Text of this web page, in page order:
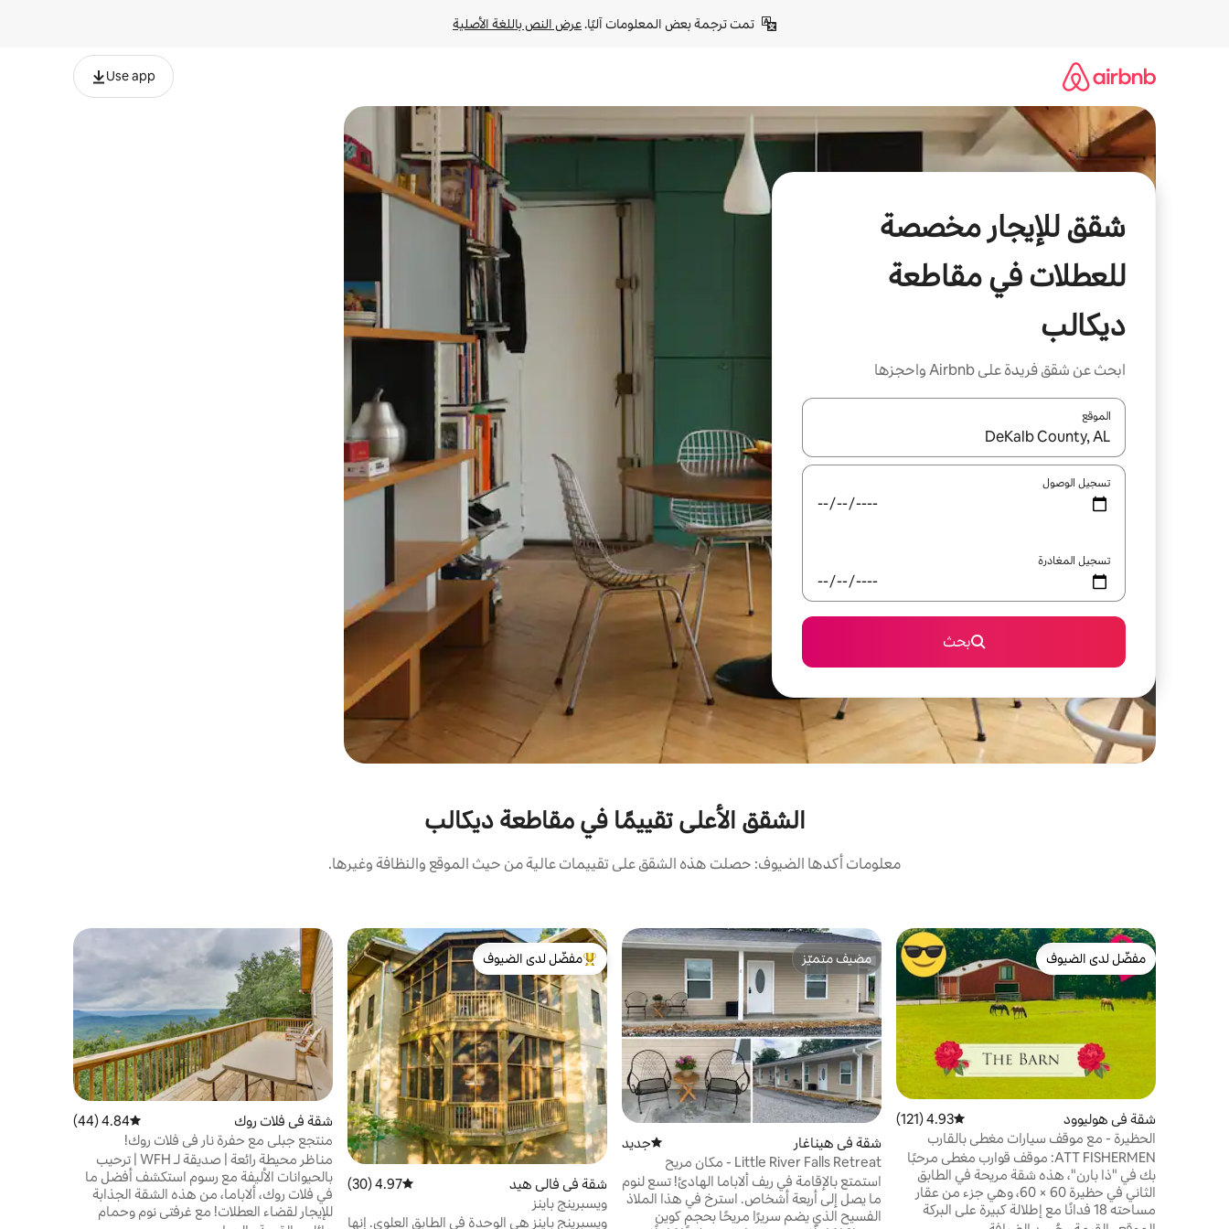
تمت ترجمة بعض المعلومات آليًا. عرض النص باللغة الأصلية
Use app
شقق للإيجار مخصصة
للعطلات في مقاطعة
ديكالب
ابحث عن شقق فريدة على Airbnb واحجزها
الموقع
عند توفر النتائج، انتقل باستخدام السهمين لأعلى ولأسفل أو استكشف عن طريق اللمس أو السحب.
تسجيل الوصول
تسجيل المغادرة
بحث
الشقق الأعلى تقييمًا في مقاطعة ديكالب
معلومات أكدها الضيوف: حصلت هذه الشقق على تقييمات عالية من حيث الموقع والنظافة وغيرها.
مفضّل لدى الضيوف
مفضّل لدى الضيوف
شقة في هوليوود متوسط التقييم 4.93 من 5، 121 مراجعات
4.93 (121)
الحظيرة - مع موقف سيارات مغطى بالقارب
ATT FISHERMEN: موقف قوارب مغطى مرحبًا
بك في "ذا بارن"، هذه شقة مريحة في الطابق
الثاني في حظيرة 60 × 60، وهي جزء من عقار
مساحته 18 فدانًا مع إطلالة كبيرة على البركة
مضيف متميّز
مضيف متميّز
شقة في هيناغار مكان إقامة جديد
جديد
Little River Falls Retreat - مكان مريح
للاسترخاء
استمتع بالإقامة في ريف ألاباما الهادئ! تسع لنوم
ما يصل إلى أربعة أشخاص. استرخ في هذا الملاذ
الفسيح الذي يضم سريرًا مريحًا بحجم كوين
من أبرز البيوت المفضّلة لدى الضيوف
مفضّل لدى الضيوف
شقة في فالي هيد متوسط التقييم 4.97 من 5، 30 مراجعات
4.97 (30)
ويسبرينج باينز
ويسبرينج باينز هي الوحدة في الطابق العلوي. إنها
شقة في فلات روك متوسط التقييم 4.84 من 5، 44 مراجعات
4.84 (44)
منتجع جبلي مع حفرة نار في فلات روك!
مناظر محيطة رائعة | صديقة لـ WFH | ترحيب
بالحيوانات الأليفة مع رسوم استكشف أفضل ما
في فلات روك، ألاباما، من هذه الشقة الجذابة
للإيجار لقضاء العطلات! مع غرفتي نوم وحمام